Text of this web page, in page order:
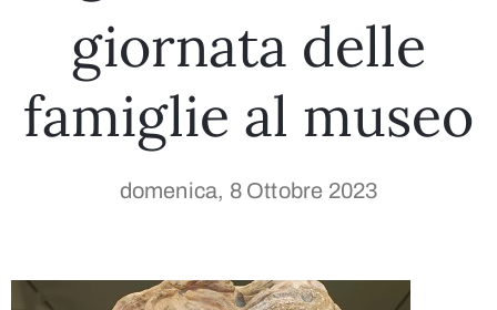
giornata delle
famiglie al museo
domenica, 8 Ottobre 2023